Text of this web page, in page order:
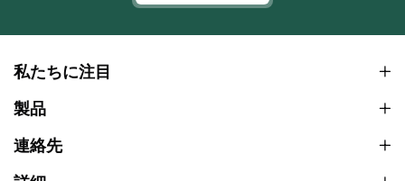
私たちに注目
製品
連絡先